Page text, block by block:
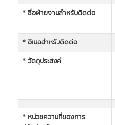
* ชื่อฝ่ายงานสำหรับติดต่อ
* อีเมลสำหรับติดต่อ
* วัตถุประสงค์
* หน่วยความถี่ของการ